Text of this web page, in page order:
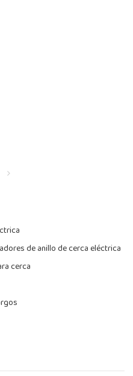
de anillo de cerca eléctrica
cerca